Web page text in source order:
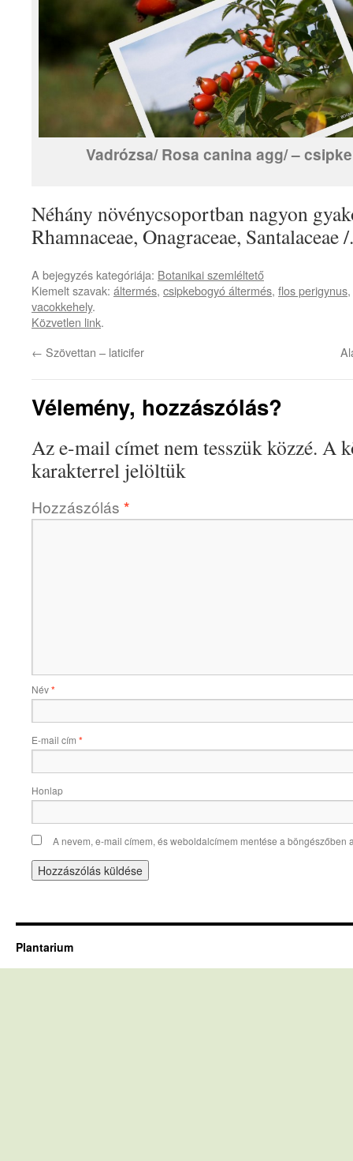
Vadrózsa/ Rosa canina agg/ –
Néhány növénycsoportban nagyon
Rhamnaceae, Onagraceae, Santalaceae /.
A bejegyzés kategóriája: Botanikai szemléltető
Kiemelt szavak: áltermés, csipkebogyó áltermés, flos perigynus,
vacokkehely.
Közvetlen link.
← Szövettan – laticifer
Vélemény, hozzászólás?
Az e-mail címet nem tesszük közzé. A
karakterrel jelöltük
Hozzászólás *
Név*
E-mail cím *
Honlap
A nevem, e-mail címem, és weboldalcímem mentése a böngészőben
Plantarium